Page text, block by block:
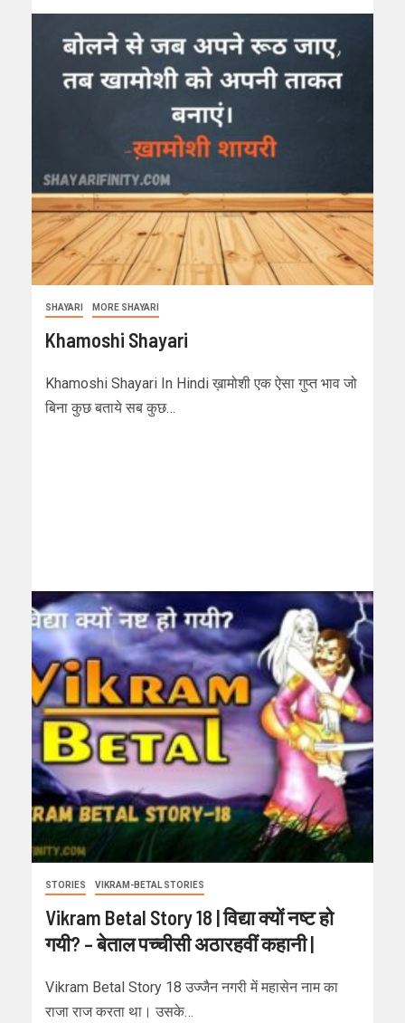
SHAYARI MORE SHAYARI
Khamoshi Shayari
Khamoshi Shayari In Hindi ख़ामोशी एक ऐसा गुप्त भाव जो
बिना कुछ बताये सब कुछ…
STORIES VIKRAM-BETAL STORIES
Vikram Betal Story 18 | विद्या क्यों नष्ट हो
गयी? – बेताल पच्चीसी अठारहवीं कहानी |
Vikram Betal Story 18 उज्जैन नगरी में महासेन नाम का
राजा राज करता था। उसके…